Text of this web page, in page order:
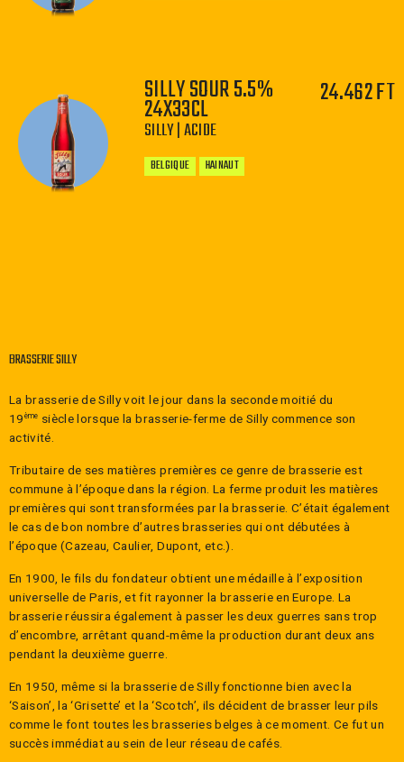
−
SILLY SOUR 5.5%
24X33CL
SILLY | ACIDE
24.462 FT
BELGIQUE HAINAUT
BRASSERIE SILLY
La brasserie de Silly voit le jour dans la seconde moitié du
19 ème siècle lorsque la brasserie-ferme de Silly commence son
activité.
Tributaire de ses matières premières ce genre de brasserie est
commune à l’époque dans la région. La ferme produit les matières
premières qui sont transformées par la brasserie. C’était également
le cas de bon nombre d’autres brasseries qui ont débutées à
l’époque (Cazeau, Caulier, Dupont, etc.).
En 1900, le fils du fondateur obtient une médaille à l’exposition
universelle de Paris, et fit rayonner la brasserie en Europe. La
brasserie réussira également à passer les deux guerres sans trop
d’encombre, arrêtant quand-même la production durant deux ans
pendant la deuxième guerre.
En 1950, même si la brasserie de Silly fonctionne bien avec la
‘Saison’, la ‘Grisette’ et la ‘Scotch’, ils décident de brasser leur pils
comme le font toutes les brasseries belges à ce moment. Ce fut un
succès immédiat au sein de leur réseau de cafés.